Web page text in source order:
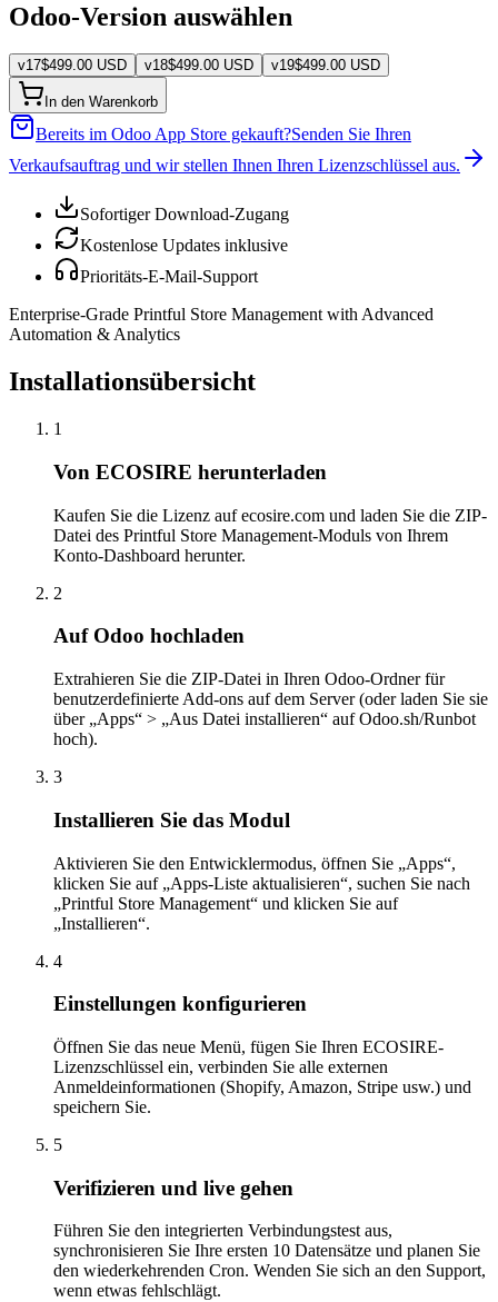
Odoo-Version auswählen
v17$499.00 USD v18$499.00 USD v19$499.00 USD
In den Warenkorb
Bereits im Odoo App Store gekauft?Senden Sie Ihren
Verkaufsauftrag und wir stellen Ihnen Ihren Lizenzschlüssel aus.
Sofortiger Download-Zugang
Kostenlose Updates inklusive
Prioritäts-E-Mail-Support
Enterprise-Grade Printful Store Management with Advanced
Automation & Analytics
Installationsübersicht
1
Von ECOSIRE herunterladen
Kaufen Sie die Lizenz auf ecosire.com und laden Sie die ZIP-
Datei des Printful Store Management-Moduls von Ihrem
Konto-Dashboard herunter.
2
Auf Odoo hochladen
Extrahieren Sie die ZIP-Datei in Ihren Odoo-Ordner für
benutzerdefinierte Add-ons auf dem Server (oder laden Sie sie
über „Apps“ > „Aus Datei installieren“ auf Odoo.sh/Runbot
hoch).
3
Installieren Sie das Modul
Aktivieren Sie den Entwicklermodus, öffnen Sie „Apps“,
klicken Sie auf „Apps-Liste aktualisieren“, suchen Sie nach
„Printful Store Management“ und klicken Sie auf
„Installieren“.
4
Einstellungen konfigurieren
Öffnen Sie das neue Menü, fügen Sie Ihren ECOSIRE-
Lizenzschlüssel ein, verbinden Sie alle externen
Anmeldeinformationen (Shopify, Amazon, Stripe usw.) und
speichern Sie.
5
Verifizieren und live gehen
Führen Sie den integrierten Verbindungstest aus,
synchronisieren Sie Ihre ersten 10 Datensätze und planen Sie
den wiederkehrenden Cron. Wenden Sie sich an den Support,
wenn etwas fehlschlägt.